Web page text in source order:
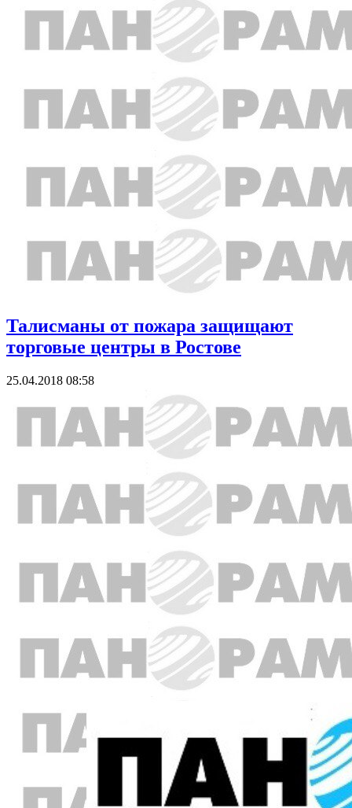
Талисманы от пожара защищают
торговые центры в Ростове
25.04.2018 08:58